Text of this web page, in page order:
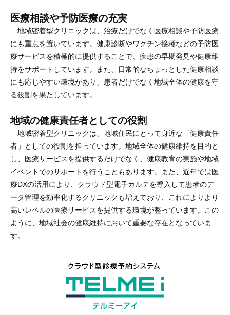
医療相談や予防医療の充実
地域密着型クリニックは、治療だけでなく医療相談や予防医療
にも重点を置いています。健康診断やワクチン接種などの予防医
療サービスを積極的に提供することで、疾患の早期発見や健康維
持をサポートしています。また、日常的なちょっとした健康相談
にも応じやすい環境があり、患者だけでなく地域全体の健康を守
る役割を果たしています。
地域の健康責任者としての役割
地域密着型クリニックは、地域住民にとって身近な「健康責任
者」としての役割を担っています。地域全体の健康維持を目的と
し、医療サービスを提供するだけでなく、健康教育の実施や地域
イベントでのサポートを行うこともあります。また、近年では医
療DXの活用により、クラウド型電子カルテを導入して患者のデ
ータ管理を効率化するクリニックも増えており、これによりより
高いレベルの医療サービスを提供する環境が整っています。この
ように、地域社会の健康維持において重要な存在となっていま
す。